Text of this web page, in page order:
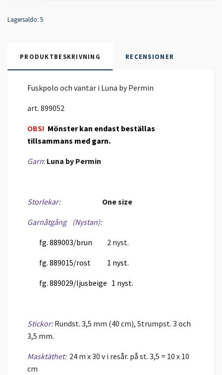
Lagersaldo: 5
PRODUKTBESKRIVNING RECENSIONER
Fuskpolo och vantar i Luna by Permin
art. 899052
OBS! Mönster kan endast beställas
tillsammans med garn.
Garn: Luna by Permin
Storlekar: One size
Garnåtgång (Nystan):
fg. 889003/brun 2 nyst.
fg. 889015/rost 1 nyst.
fg. 889029/ljusbeige 1 nyst.
Stickor: Rundst. 3,5 mm (40 cm), Strumpst. 3 och
3,5 mm.
Masktäthet:24 m x 30 v i resår. på st. 3,5 = 10 x 10
cm